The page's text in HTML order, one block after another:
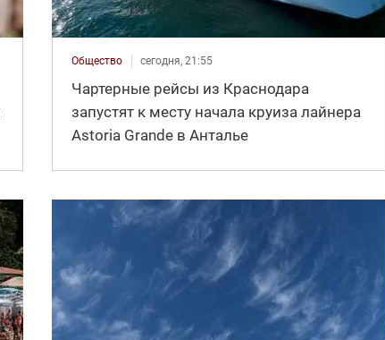
Общество сегодня, 21:55
Чартерные рейсы из Краснодара
запустят к месту начала круиза лайнера
Astoria Grande в Анталье